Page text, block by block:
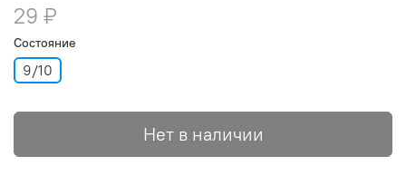
29 ₽
Состояние
9/10
Нет в наличии